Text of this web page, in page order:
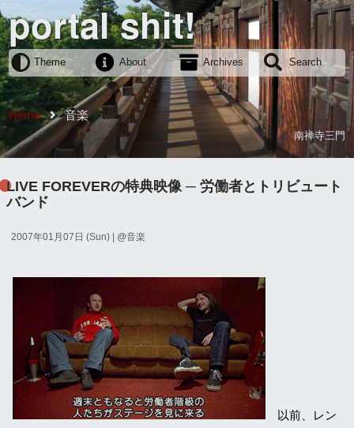
portal shit!
Theme About Archives Search
Home 音楽
南禅寺三門
LIVE FOREVERの特典映像 ─ 労働者とトリビュート
バンド
2007年01月07日 (Sun) | @音楽
以前、レン